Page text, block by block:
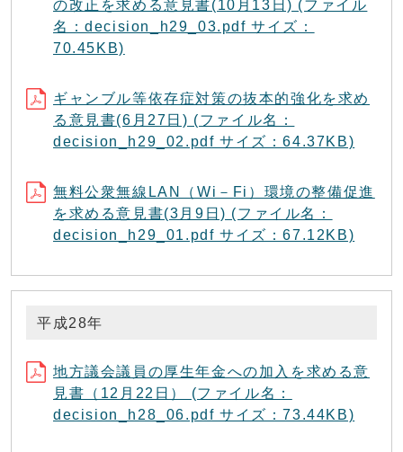
の改正を求める意見書(10月13日) (ファイル
名：decision_h29_03.pdf サイズ：
70.45KB)
ギャンブル等依存症対策の抜本的強化を求め
る意見書(6月27日) (ファイル名：
decision_h29_02.pdf サイズ：64.37KB)
無料公衆無線LAN（Wi－Fi）環境の整備促進
を求める意見書(3月9日) (ファイル名：
decision_h29_01.pdf サイズ：67.12KB)
平成28年
地方議会議員の厚生年金への加入を求める意
見書（12月22日） (ファイル名：
decision_h28_06.pdf サイズ：73.44KB)